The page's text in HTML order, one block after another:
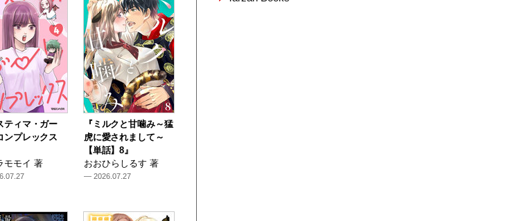
ティマ・ガー
ンプレックス
モモイ 著
『ミルクと甘噛み～猛
虎に愛されまして～
【単話】8』
おおひらしるす 著
— 2026.07.27